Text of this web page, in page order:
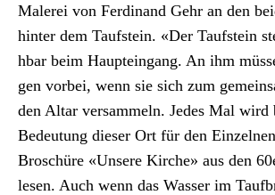
Malerei von Fer­di­nand Gehr an den
hin­ter dem Tauf­stein. «Der Tauf­stein
hbar beim Hauptein­gang. An ihm
gen vor­bei, wenn sie sich zum
den Altar ver­sam­meln. Jedes Mal wird
Bedeu­tung dieser Ort für den
Broschüre «Unsere Kirche» aus den
lesen. Auch wenn das Wass­er im